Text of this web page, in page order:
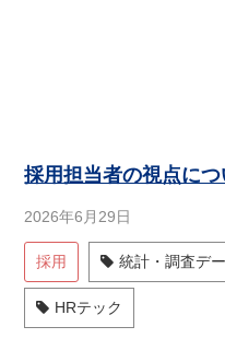
採用担当者の視点に
2026年6月29日
採用 統計・調査デ
HRテック